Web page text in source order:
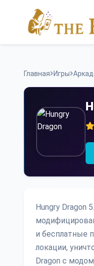
Главная Игры
Hungry Dragon
и бесплатные
локации,
Dragon с